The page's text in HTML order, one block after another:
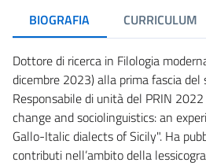
BIOGRAFIA CURRICULUM
Dottore di ricerca in Filologia
dicembre 2023) alla prima fascia
Responsabile di unità del PRIN
change and sociolinguistics: an
Gallo-Italic dialects of Sicily". Ha
contributi nell’ambito della